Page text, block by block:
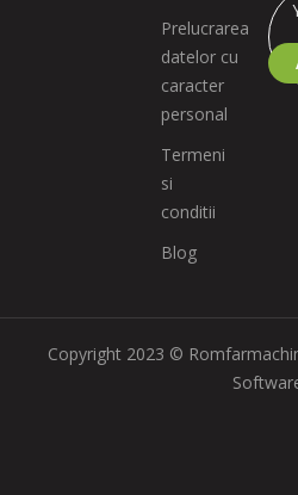
Prelucrarea
datelor cu
caracter
personal
Termeni
si
conditii
Blog
Copyright 2023 ©